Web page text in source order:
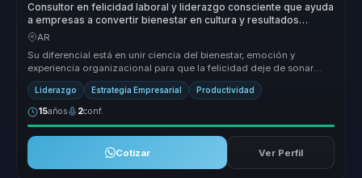
Consultor en felicidad laboral y liderazgo consciente que ayuda
a empresas a convertir bienestar en cultura y resultados
sostenibles.
AR
Su diferencial está en unir ciencia del bienestar, emoción y
experiencia organizacional para que la felicidad deje de sonar
abstracta. At...
Liderazgo Estrategia Empresarial Productividad
15años 2conf.
Cotizar Ver Perfil